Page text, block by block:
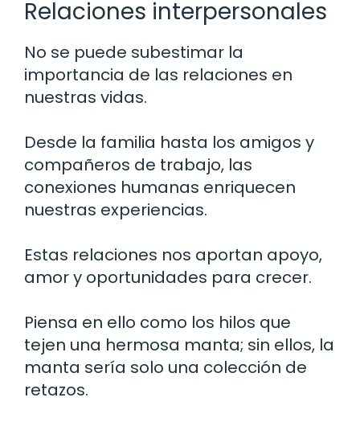
Relaciones interpersonales
No se puede subestimar la
importancia de las relaciones en
nuestras vidas.
Desde la familia hasta los amigos y
compañeros de trabajo, las
conexiones humanas enriquecen
nuestras experiencias.
Estas relaciones nos aportan apoyo,
amor y oportunidades para crecer.
Piensa en ello como los hilos que
tejen una hermosa manta; sin ellos, la
manta sería solo una colección de
retazos.